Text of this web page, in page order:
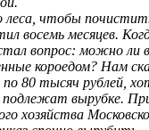
леса, чтобы
восемь месяцев.
вопрос: можно ли
короедом? Нам
80 тысяч рублей,
подлежат вырубке.
хозяйства